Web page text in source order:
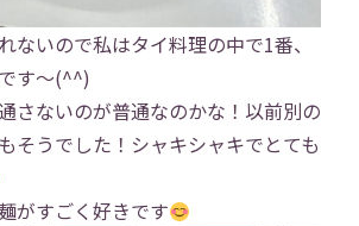
ないので私はタイ料理の中で1番、
す〜(^^)
さないのが普通なのかな！以前別の
そうでした！シャキシャキでとても
がすごく好きです